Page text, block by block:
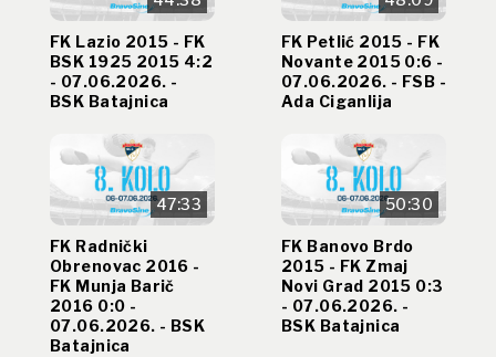
FK Lazio 2015 - FK
BSK 1925 2015 4:2
- 07.06.2026. -
BSK Batajnica
FK Petlić 2015 - FK
Novante 2015 0:6 -
07.06.2026. - FSB -
Ada Ciganlija
47:33
FK Radnički
Obrenovac 2016 -
FK Munja Barič
2016 0:0 -
07.06.2026. - BSK
Batajnica
50:30
FK Banovo Brdo
2015 - FK Zmaj
Novi Grad 2015 0:3
- 07.06.2026. -
BSK Batajnica